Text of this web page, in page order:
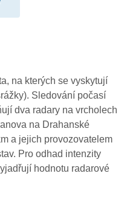
na kterých se vyskytují
Sledování počasí
dva radary na vrcholech
na Drahanské
a jejich provozovatelem
Pro odhad intenzity
hodnotu radarové